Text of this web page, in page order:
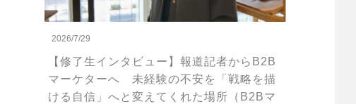
2026/7/29
【修了生インタビュー】報道記者からB2B
マーケターへ 未経験の不安を「戦略を描
ける自信」へと変えてくれた場所（B2Bマ